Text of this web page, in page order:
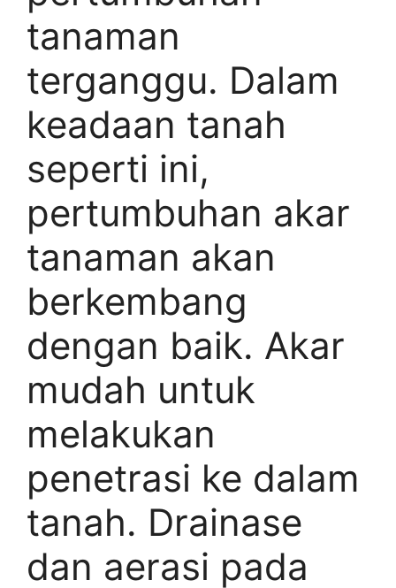
tanaman
terganggu. Dalam
keadaan tanah
seperti ini,
pertumbuhan akar
tanaman akan
berkembang
dengan baik. Akar
mudah untuk
melakukan
penetrasi ke dalam
tanah. Drainase
dan aerasi pada